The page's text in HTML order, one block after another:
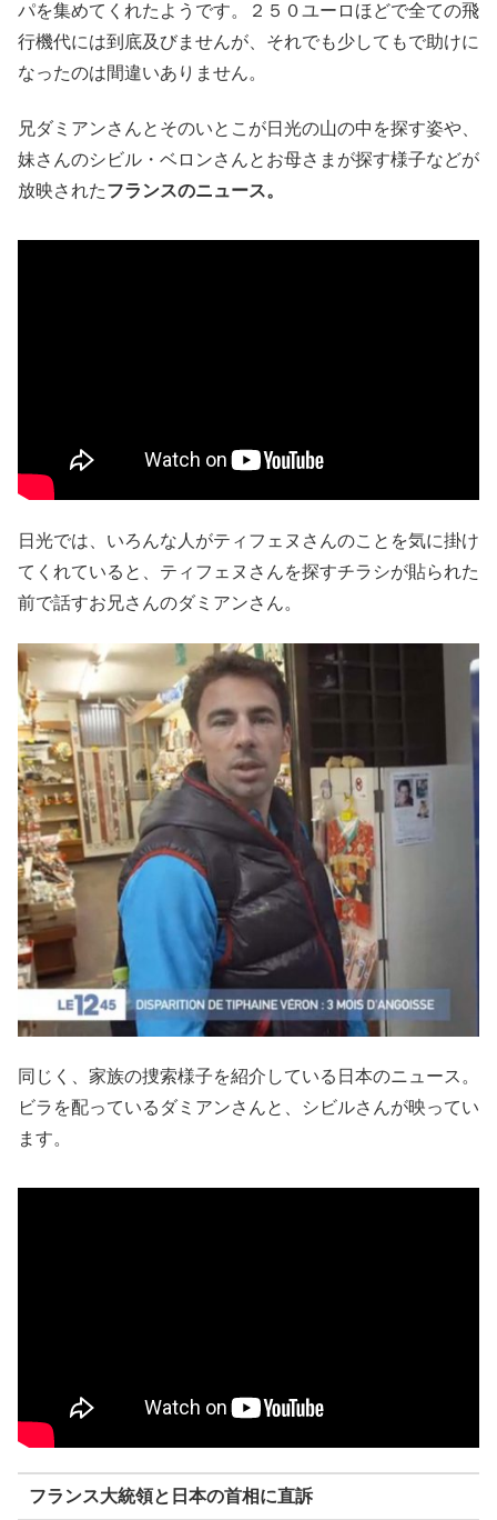
パを集めてくれたようです。２５０ユーロほどで全ての飛
行機代には到底及びませんが、それでも少してもで助けに
なったのは間違いありません。
兄ダミアンさんとそのいとこが日光の山の中を探す姿や、
妹さんのシビル・ベロンさんとお母さまが探す様子などが
放映されたフランスのニュース。
日光では、いろんな人がティフェヌさんのことを気に掛け
てくれていると、ティフェヌさんを探すチラシが貼られた
前で話すお兄さんのダミアンさん。
同じく、家族の捜索様子を紹介している日本のニュース。
ビラを配っているダミアンさんと、シビルさんが映ってい
ます。
フランス大統領と日本の首相に直訴